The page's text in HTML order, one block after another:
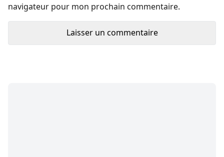
navigateur pour mon prochain commentaire.